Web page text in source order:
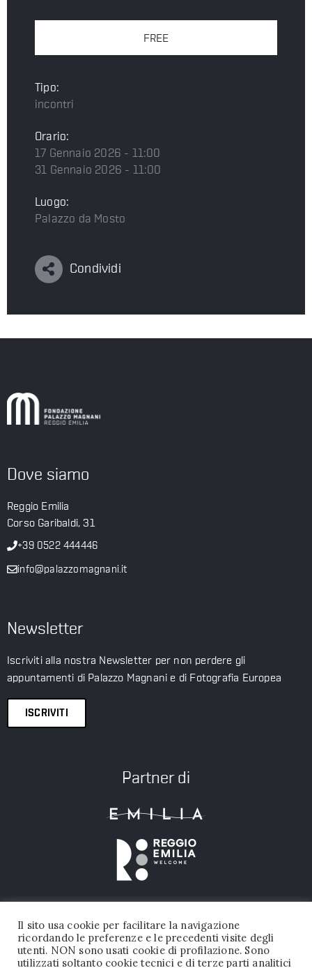
FREE
Tipo:
incontri
Orario:
17 Gennaio 2026 - 11:00
31 Gennaio 2026 - 11:00
Luogo:
Palazzo da Mosto
Condividi
Dove siamo
Reggio Emilia
Corso Garibaldi, 31
+39 0522 444446
info@palazzomagnani.it
Newsletter
Iscriviti alla nostra Newsletter per non perdere gli
appuntamenti di Palazzo Magnani e di Fotografia Europea
ISCRIVITI
Partner di
Il sito usa cookie per facilitare la navigazione
ricordando le preferenze e le precedenti visite degli
utenti. NON sono usati cookie di profilazione. Sono
utilizzati soltanto cookie tecnici e di terze parti analitici